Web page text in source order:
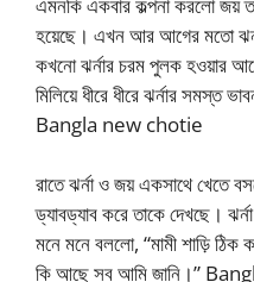
হয়েছে। এখন আর আগের মতো
কখনো ঝর্নার চরম পুলক হওয়ার
মিলিয়ে ধীরে ধীরে ঝর্নার সমস্ত
Bangla new chotie
রাতে ঝর্না ও জয় একসাথে খেতে
ড্যাবড্যাব করে তাকে দেখছে।
মনে মনে বললো, “মামী শাড়ি ঠিক
কি আছে সব আমি জানি।”